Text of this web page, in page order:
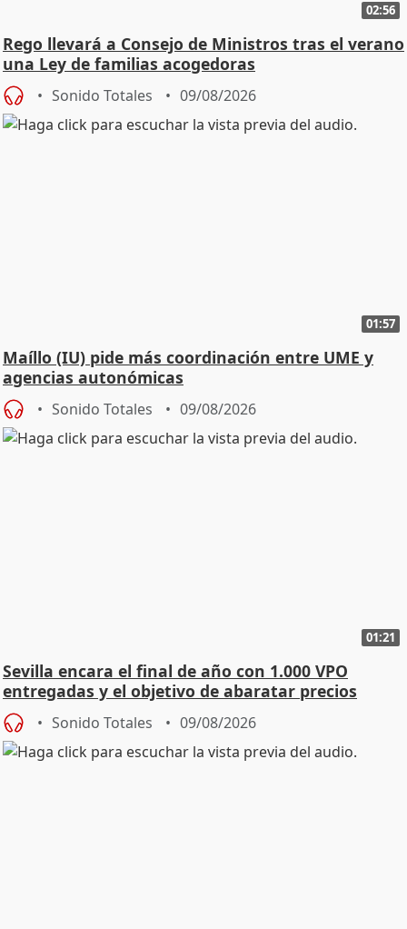
02:56
Rego llevará a Consejo de Ministros tras el verano
una Ley de familias acogedoras
Sonido Totales 09/08/2026
01:57
Maíllo (IU) pide más coordinación entre UME y
agencias autonómicas
Sonido Totales 09/08/2026
01:21
Sevilla encara el final de año con 1.000 VPO
entregadas y el objetivo de abaratar precios
Sonido Totales 09/08/2026